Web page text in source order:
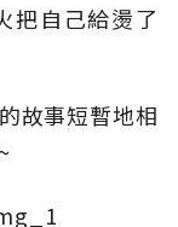
把自己給燙了
故事短暫地相